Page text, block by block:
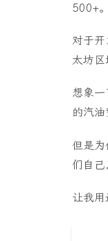
500+。
对于
太坊
想象
的汽
但是
们自己
让我